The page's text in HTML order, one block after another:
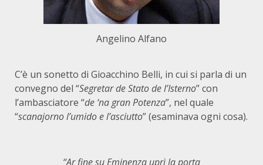
Angelino Alfano
C’è un sonetto di Gioacchino Belli, in cui si parla di un
convegno del “Segretar de Stato de l’Isterno” con
l’ambasciatore “de ‘na gran Potenza”, nel quale
“scanajorno l’umido e l’asciutto” (esaminava ogni cosa).
“Ar fine su Eminenza uprì la porta